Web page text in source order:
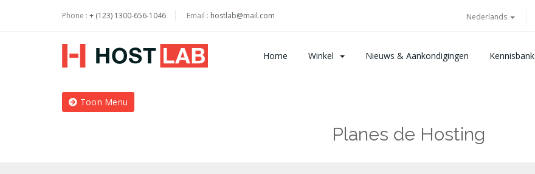
Phone : + (123) 1300-656-1046 Email : hostlab@mail.com Nederlands
Home Winkel Nieuws & Aankondigingen Kennisbank
Toon Menu
Planes de Hosting